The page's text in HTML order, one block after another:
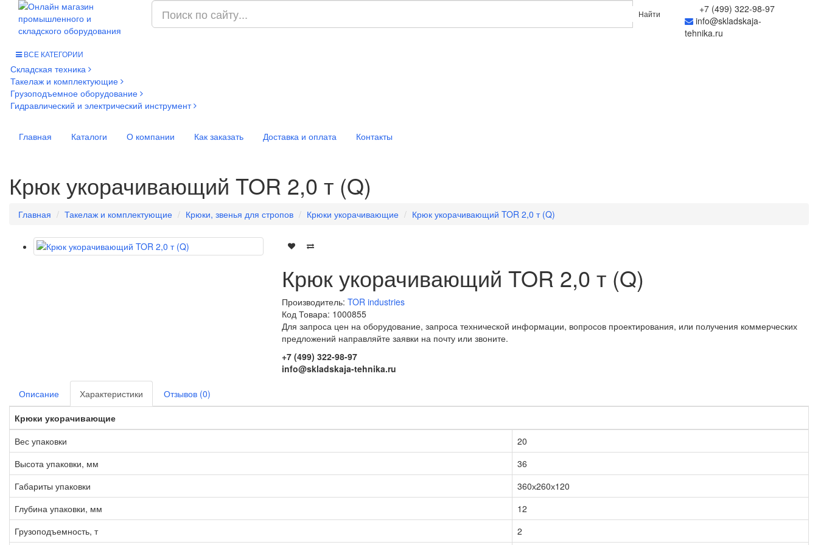
Найти
+7 (499) 322-98-97
info@skladskaja-
tehnika.ru
ВСЕ КАТЕГОРИИ
Складская техника
Такелаж и комплектующие
Грузоподъемное оборудование
Гидравлический и электрический инструмент
Главная Каталоги О компании Как заказать Доставка и оплата Контакты
Крюк укорачивающий TOR 2,0 т (Q)
Главная Такелаж и комплектующие Крюки, звенья для стропов Крюки укорачивающие Крюк укорачивающий TOR 2,0 т (Q)
Крюк укорачивающий TOR 2,0 т (Q)
Производитель: TOR industries
Код Товара: 1000855
Для запроса цен на оборудование, запроса технической информации, вопросов проектирования, или получения коммерческих
предложений направляйте заявки на почту или звоните.
+7 (499) 322-98-97
info@skladskaja-tehnika.ru
Описание Характеристики
Отзывов (0)
Крюки укорачивающие
Вес упаковки
20
Высота упаковки, мм
36
Габариты упаковки
360х260х120
Глубина упаковки, мм
12
Грузоподъемность, т
2